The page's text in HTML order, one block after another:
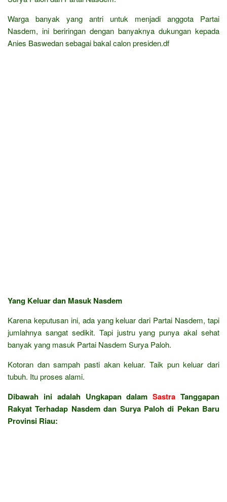
Warga banyak yang antri untuk menjadi anggota Partai
Nasdem, ini beriringan dengan banyaknya dukungan kepada
Anies Baswedan sebagai bakal calon presiden.df
Yang Keluar dan Masuk Nasdem
Karena keputusan ini, ada yang keluar dari Partai Nasdem, tapi
jumlahnya sangat sedikit. Tapi justru yang punya akal sehat
banyak yang masuk Partai Nasdem Surya Paloh.
Kotoran dan sampah pasti akan keluar. Taik pun keluar dari
tubuh. Itu proses alami.
Dibawah ini adalah Ungkapan dalamSastra Tanggapan
Rakyat Terhadap Nasdem dan Surya Paloh di Pekan Baru
Provinsi Riau: